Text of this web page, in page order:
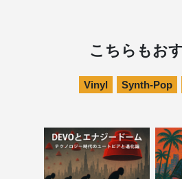
こちらもお
Vinyl Synth-Pop